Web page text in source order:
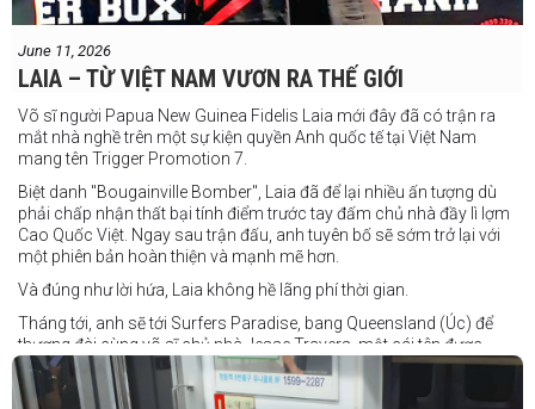
June 11, 2026
LAIA – TỪ VIỆT NAM VƯƠN RA THẾ GIỚI
Võ sĩ người Papua New Guinea Fidelis Laia mới đây đã có trận ra
mắt nhà nghề trên một sự kiện quyền Anh quốc tế tại Việt Nam
mang tên Trigger Promotion 7.
Biệt danh "Bougainville Bomber", Laia đã để lại nhiều ấn tượng dù
phải chấp nhận thất bại tính điểm trước tay đấm chủ nhà đầy lì lợm
Cao Quốc Việt. Ngay sau trận đấu, anh tuyên bố sẽ sớm trở lại với
một phiên bản hoàn thiện và mạnh mẽ hơn.
Và đúng như lời hứa, Laia không hề lãng phí thời gian.
Tháng tới, anh sẽ tới Surfers Paradise, bang Queensland (Úc) để
thượng đài cùng võ sĩ chủ nhà Jesse Travers, một cái tên được
đánh giá là có thực lực nhưng vẫn chưa nhận được sự chú ý tương
xứng.